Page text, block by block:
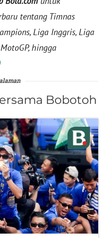
tentang Timnas
Liga Inggris, Liga
hingga
Bobotoh